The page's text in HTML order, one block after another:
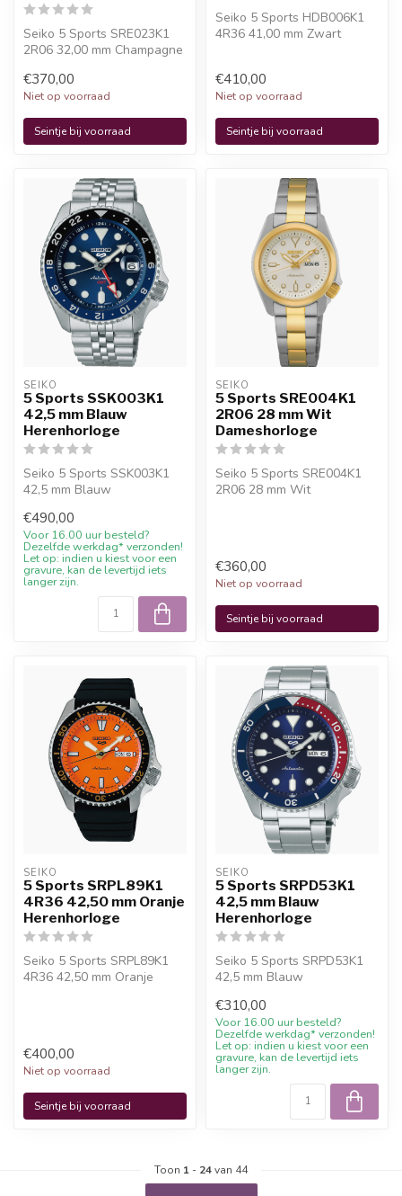
Seiko 5 Sports SRE023K1
2R06 32,00 mm Champagne
officieel Se...
€370,00
Niet op voorraad
Seintje bij voorraad
Seiko 5 Sports HDB006K1
4R36 41,00 mm Zwart
€410,00
Niet op voorraad
Seintje bij voorraad
SEIKO
5 Sports SSK003K1
42,5 mm Blauw
Herenhorloge
Seiko 5 Sports SSK003K1
42,5 mm Blauw
welkomstkorting bij Juwe...
€490,00
Voor 16.00 uur besteld?
Dezelfde werkdag* verzonden!
Let op: indien u kiest voor een
gravure, kan de levertijd iets
langer zijn.
SEIKO
5 Sports SRE004K1
2R06 28 mm Wit
Dameshorloge
Seiko 5 Sports SRE004K1
2R06 28 mm Wit
€360,00
Niet op voorraad
Seintje bij voorraad
SEIKO
5 Sports SRPL89K1
4R36 42,50 mm Oranje
Herenhorloge
Seiko 5 Sports SRPL89K1
4R36 42,50 mm Oranje
€400,00
Niet op voorraad
Seintje bij voorraad
SEIKO
5 Sports SRPD53K1
42,5 mm Blauw
Herenhorloge
Seiko 5 Sports SRPD53K1
42,5 mm Blauw
welkomstkorting bij Juwe...
€310,00
Voor 16.00 uur besteld?
Dezelfde werkdag* verzonden!
Let op: indien u kiest voor een
gravure, kan de levertijd iets
langer zijn.
Toon 1 - 24van 44